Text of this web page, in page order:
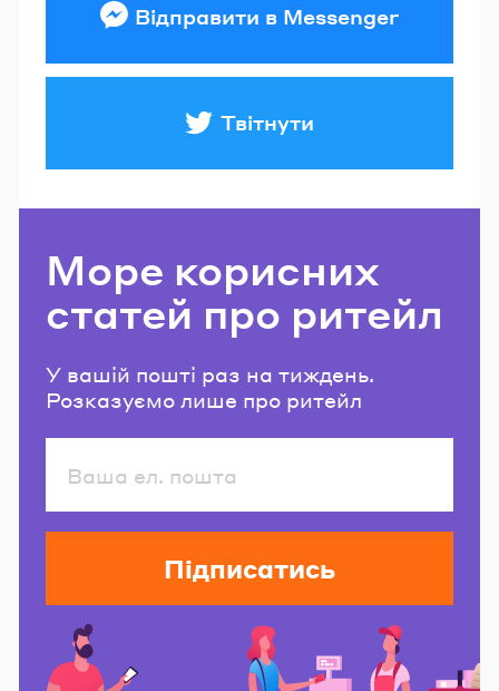
Відправити в Messenger
Твітнути
Море корисних
статей про ритейл
У вашій пошті раз на тиждень.
Розказуємо лише про ритейл
Підписатись